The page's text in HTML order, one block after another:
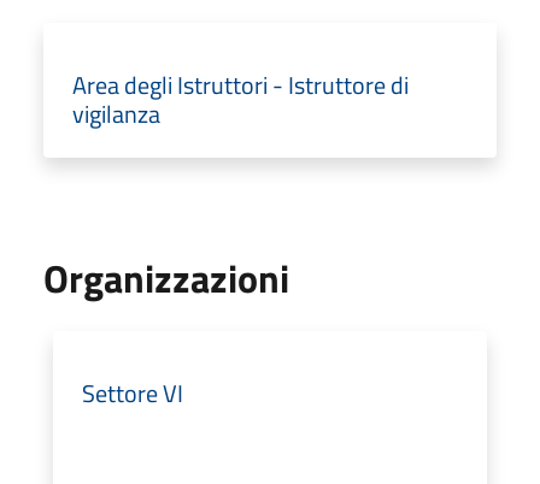
Area degli Istruttori - Istruttore di
vigilanza
Organizzazioni
Settore VI